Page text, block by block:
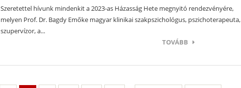
Szeretettel hívunk mindenkit a 2023-as Házasság Hete megnyitó rendezvényére,
melyen Prof. Dr. Bagdy Emőke magyar klinikai szakpszichológus, pszichoterapeuta,
szupervízor, a...
TOVÁBB